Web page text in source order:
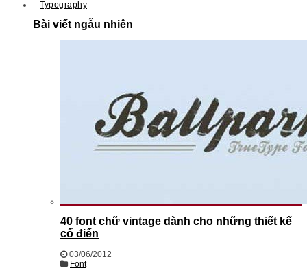
Typography
Bài viết ngẫu nhiên
40 font chữ vintage dành cho những thiết kế
cổ điển
03/06/2012
Font